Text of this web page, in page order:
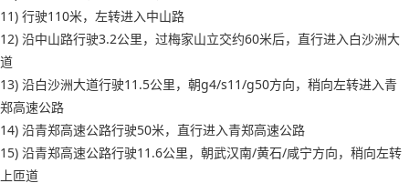
11) 行驶110米，左转进入中山路
12) 沿中山路行驶3.2公里，过梅家山立交约60米后，直行进入白沙洲大
道
13) 沿白沙洲大道行驶11.5公里，朝g4/s11/g50方向，稍向左转进入青
郑高速公路
14) 沿青郑高速公路行驶50米，直行进入青郑高速公路
15) 沿青郑高速公路行驶11.6公里，朝武汉南/黄石/咸宁方向，稍向左转
上匝道